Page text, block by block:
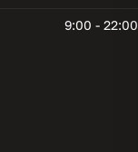
9:00 - 22:00